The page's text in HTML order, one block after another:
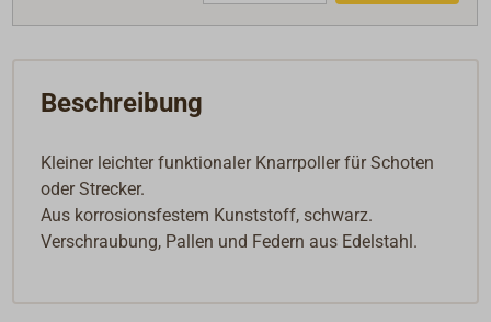
Beschreibung
Kleiner leichter funktionaler Knarrpoller für Schoten
oder Strecker.
Aus korrosionsfestem Kunststoff, schwarz.
Verschraubung, Pallen und Federn aus Edelstahl.